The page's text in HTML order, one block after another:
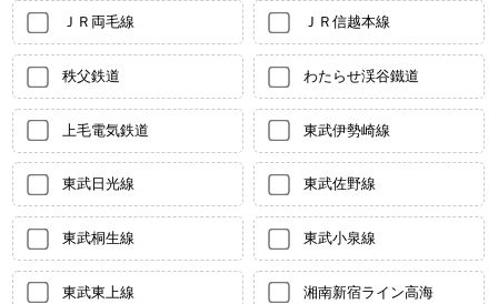
ＪＲ両毛線 ＪＲ信越本線
秩父鉄道 わたらせ渓谷鐵道
上毛電気鉄道 東武伊勢崎線
東武日光線 東武佐野線
東武桐生線 東武小泉線
東武東上線 湘南新宿ライン高海